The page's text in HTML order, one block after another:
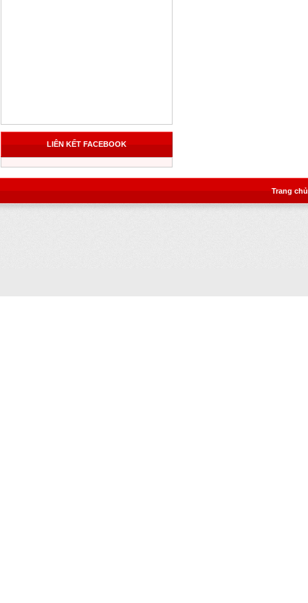
LIÊN KẾT FACEBOOK
Trang chủ